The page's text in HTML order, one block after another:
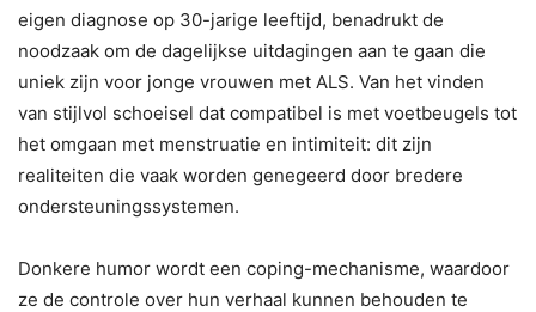
eigen diagnose op 30-jarige leeftijd, benadrukt de
noodzaak om de dagelijkse uitdagingen aan te gaan die
uniek zijn voor jonge vrouwen met ALS. Van het vinden
van stijlvol schoeisel dat compatibel is met voetbeugels tot
het omgaan met menstruatie en intimiteit: dit zijn
realiteiten die vaak worden genegeerd door bredere
ondersteuningssystemen.
Donkere humor wordt een coping-mechanisme, waardoor
ze de controle over hun verhaal kunnen behouden te